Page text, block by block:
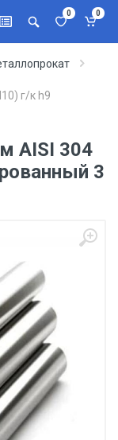
0 0
г/к h9
AISI 304
3